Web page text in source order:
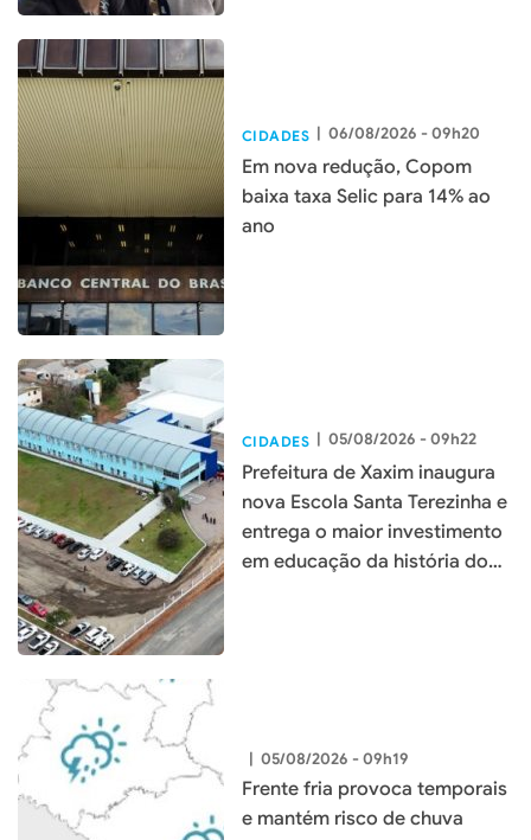
CIDADES | 06/08/2026 - 09h20
Em nova redução, Copom
baixa taxa Selic para 14% ao
ano
CIDADES | 05/08/2026 - 09h22
Prefeitura de Xaxim inaugura
nova Escola Santa Terezinha e
entrega o maior investimento
em educação da história do
| 05/08/2026 - 09h19
Frente fria provoca temporais
e mantém risco de chuva